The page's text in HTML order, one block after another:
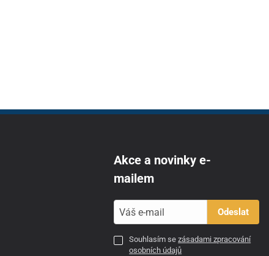
Akce a novinky e-
mailem
Odeslat
Souhlasím sezásadami zpracování
osobních údajů